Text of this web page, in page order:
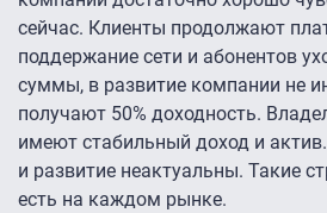
сейчас. Клиенты продолжают
поддержание сети и абонентов
суммы, в развитие компании не
получают 50% доходность.
имеют стабильный доход и
и развитие неактуальны. Такие
есть на каждом рынке.